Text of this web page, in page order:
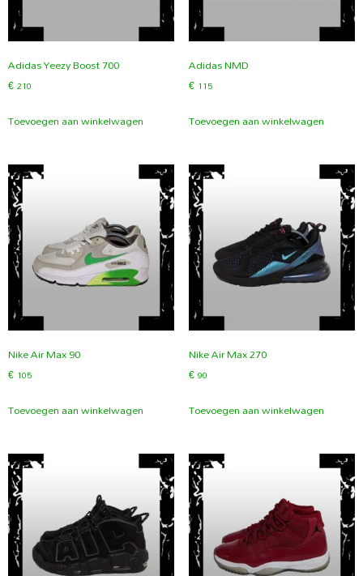
Adidas Yeezy Boost 700
€210
Toevoegen aan winkelwagen
Adidas NMD
€115
Toevoegen aan winkelwagen
Nike Air Max 90
€ 105
Toevoegen aan winkelwagen
Nike Air Max 270
€90
Toevoegen aan winkelwagen